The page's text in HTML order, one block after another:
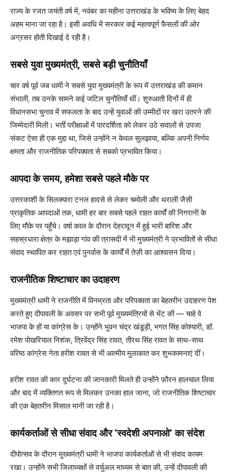
राज्य के रजत जयंती वर्ष में, नवंबर का महीना उत्तराखंड के भविष्य के लिए बेहद
अहम माना जा रहा है। इसी अवधि में सरकार कई महत्वपूर्ण फैसलों की ओर
अग्रसर होती दिखाई दे रही है।
सबसे युवा मुख्यमंत्री, सबसे बड़ी चुनौतियाँ
चार वर्ष पूर्व जब धामी ने सबसे युवा मुख्यमंत्री के रूप में उत्तराखंड की कमान
संभाली, तब उनके सामने कई जटिल चुनौतियाँ थीं। शुरुआती दिनों में ही
विधानसभा चुनाव में सफलता के बाद उन्हें युवाओं की उम्मीदों पर खरा उतरने की
जिम्मेदारी मिली। भर्ती परीक्षाओं में पारदर्शिता को लेकर उठे सवालों से उपजा
संकट ऐसा ही एक मुद्दा था, जिसे उन्होंने न केवल सुलझाया, बल्कि अपनी निर्णय
क्षमता और राजनीतिक परिपक्वता से सबको प्रभावित किया।
आपदा के समय, हमेशा सबसे पहले मौके पर
उत्तरकाशी के सिलक्यारा टनल हादसे से लेकर चमोली और थराली जैसी
प्राकृतिक आपदाओं तक, धामी हर बार सबसे पहले राहत कार्यों की निगरानी के
लिए मौके पर पहुँचे। वर्षा काल के दौरान देहरादून में हुई भारी बारिश और
सहस्रधारा क्षेत्र के मझाड़ा गांव की त्रासदी में भी मुख्यमंत्री ने प्रभावितों से सीधा
संवाद स्थापित कर राहत एवं पुनर्वास के कार्यों में तेज़ी का आश्वासन दिया।
राजनीतिक शिष्टाचार का उदाहरण
मुख्यमंत्री धामी ने राजनीति में विनम्रता और परिपक्वता का बेहतरीन उदाहरण पेश
करते हुए दीपावली के अवसर पर सभी पूर्व मुख्यमंत्रियों से भेंट की — चाहे वे
भाजपा के हों या कांग्रेस के। उन्होंने भुवन चंद्र खंडूड़ी, भगत सिंह कोश्यारी, डॉ.
रमेश पोखरियाल निशंक, त्रिवेंद्र सिंह रावत, तीरथ सिंह रावत के साथ-साथ
वरिष्ठ कांग्रेस नेता हरीश रावत से भी आत्मीय मुलाकात कर शुभकामनाएं दीं।
हरीश रावत की कार दुर्घटना की जानकारी मिलते ही उन्होंने फ़ौरन हालचाल लिया
और बाद में व्यक्तिगत रूप से मिलकर उनका हाल जाना, जो राजनीतिक शिष्टाचार
की एक बेहतरीन मिसाल मानी जा रही है।
कार्यकर्ताओं से सीधा संवाद और ‘स्वदेशी अपनाओ’ का संदेश
दीपोत्सव के दौरान मुख्यमंत्री धामी ने भाजपा कार्यकर्ताओं से भी संवाद कायम
रखा। उन्होंने सभी जिलाध्यक्षों से वर्चुअल माध्यम से बात की, उन्हें दीपावली की